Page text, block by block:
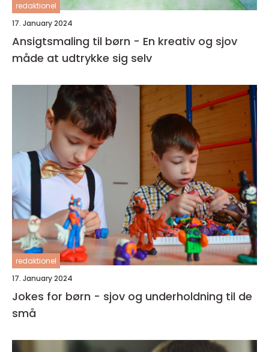
redaktionel
17. January 2024
Ansigtsmaling til børn - En kreativ og sjov
måde at udtrykke sig selv
redaktionel
17. January 2024
Jokes for børn - sjov og underholdning til de
små